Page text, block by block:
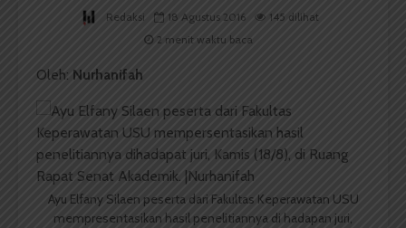
Redaksi 18 Agustus 2016
145 dilihat
2 menit waktu baca
Oleh: Nurhanifah
Ayu Elfany Silaen peserta dari Fakultas Keperawatan USU
mempresentasikan hasil penelitiannya di hadapan juri,